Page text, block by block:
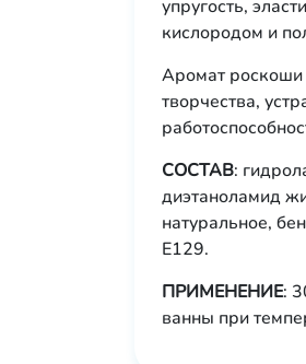
упругость,
кислородом и
Аромат роскоши
творчества,
СОСТАВ:
диэтаноламид
натуральное,
E129.
ПРИМЕНЕНИЕ:
ванны при